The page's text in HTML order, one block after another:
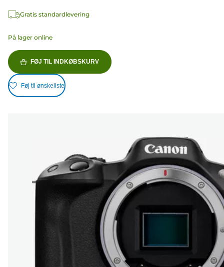
Gratis standardlevering
På lager online
FØJ TIL INDKØBSKURV
Føj til ønskeliste